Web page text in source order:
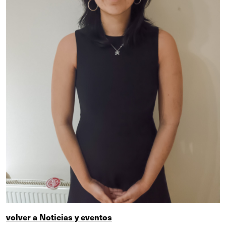
volver a Noticias y eventos